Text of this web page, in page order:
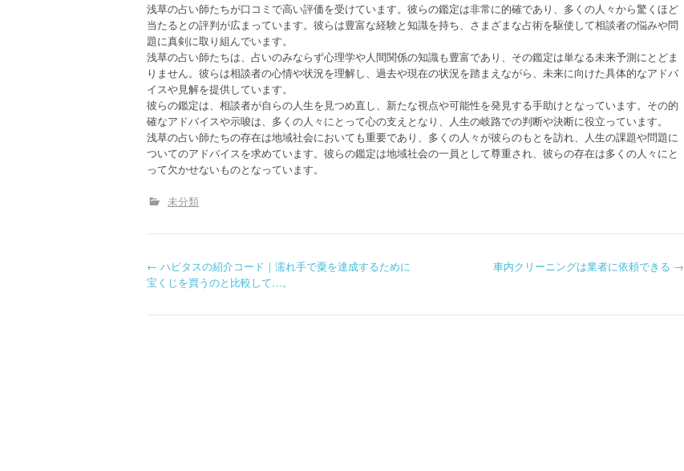
浅草の占い師たちが口コミで高い評価を受けています。彼らの鑑定は非常に的確であり、多くの人々から驚くほど
当たるとの評判が広まっています。彼らは豊富な経験と知識を持ち、さまざまな占術を駆使して相談者の悩みや問
題に真剣に取り組んでいます。
浅草の占い師たちは、占いのみならず心理学や人間関係の知識も豊富であり、その鑑定は単なる未来予測にとどま
りません。彼らは相談者の心情や状況を理解し、過去や現在の状況を踏まえながら、未来に向けた具体的なアドバ
イスや見解を提供しています。
彼らの鑑定は、相談者が自らの人生を見つめ直し、新たな視点や可能性を発見する手助けとなっています。その的
確なアドバイスや示唆は、多くの人々にとって心の支えとなり、人生の岐路での判断や決断に役立っています。
浅草の占い師たちの存在は地域社会においても重要であり、多くの人々が彼らのもとを訪れ、人生の課題や問題に
ついてのアドバイスを求めています。彼らの鑑定は地域社会の一員として尊重され、彼らの存在は多くの人々にと
って欠かせないものとなっています。
未分類
P
← ハピタスの紹介コード｜濡れ手で粟を達成するために
宝くじを買うのと比較して…。
車内クリーニングは業者に依頼できる →